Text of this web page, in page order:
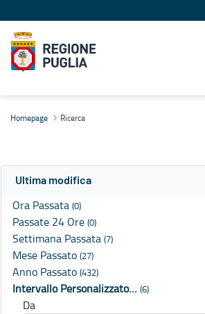
Homepage Ricerca
Ultima modifica
Ora Passata (0)
Passate 24 Ore (0)
Settimana Passata (7)
Mese Passato (27)
Anno Passato (432)
Intervallo Personalizzato… (6)
Da